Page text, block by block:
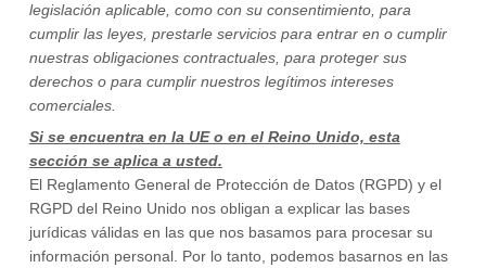
legislación aplicable, como con su consentimiento, para
cumplir las leyes, prestarle servicios para entrar en o cumplir
nuestras obligaciones contractuales, para proteger sus
derechos o para cumplirnuestros legítimos intereses
comerciales.
Si se encuentra en la UE o en el Reino Unido, esta
sección se aplica a usted.
El Reglamento General de Protección de Datos (RGPD) y el
RGPD del Reino Unido nos obligan a explicar las bases
jurídicas válidas en las que nos basamos para procesar su
información personal. Por lo tanto, podemos basarnos en las